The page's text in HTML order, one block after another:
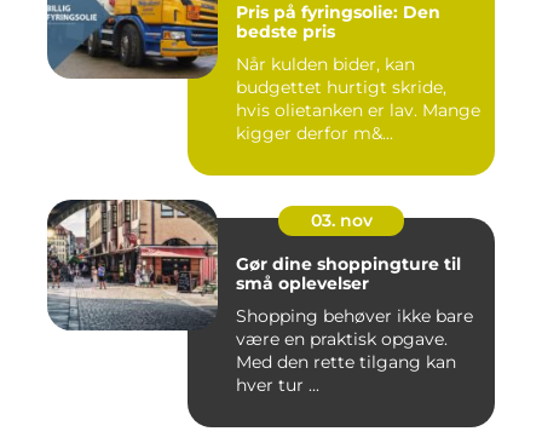
Pris på fyringsolie: Den
bedste pris
Når kulden bider, kan
budgettet hurtigt skride,
hvis olietanken er lav. Mange
kigger derfor m&...
03. nov
Gør dine shoppingture til
små oplevelser
Shopping behøver ikke bare
være en praktisk opgave.
Med den rette tilgang kan
hver tur ...